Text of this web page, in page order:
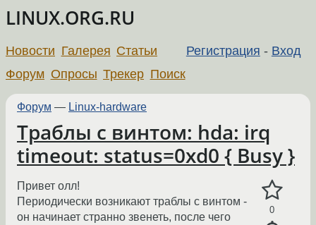
LINUX.ORG.RU
Регистрация - Вход
Новости Галерея Статьи
Форум Опросы Трекер Поиск
Форум — Linux-hardware
Траблы с винтом: hda: irq
timeout: status=0xd0 { Busy }
0
Привет олл!
Периодически возникают траблы с винтом -
он начинает странно звенеть, после чего